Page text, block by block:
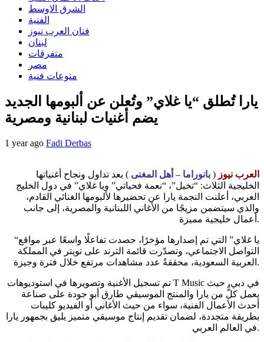
الشرق الاوسط
الفنية
فنان العرب نيوز
لبنان
متفرقات
مصر
منوعات فنية
يارا تُطلق “يا غلاي” وتُعلن عن ألبومها الجديد
يضم أغنيات لبنانية ومصرية
1 year ago Fadi Derbas
العرب نيوز ( بانوراما – أهل المغنى ) بعد تداول ونجاح أغنياتها
الخليجية الثلاث: “تخيل”، “نعمة فحياتي” ويا غلاي” في دول الخليج
العربي، أعلنت النجمة يارا عن تحضيرها لألبومها الغنائي القادم،
والذي سيتضمن مزيجًا من الأغاني اللبنانية والمصرية، إلى جانب
أعمال خليجية مميزة.
“يا غلاي” التي تم إصدارها مؤخرًا، حصدت تفاعلًا واسعًا عبر مواقع
التواصل الاجتماعي، وتصدّرت قائمة الترند على تويتر في المملكة
العربية السعودية، محققةً عدد مشاهدات مرتفع خلال فترة وجيزة.
تم تسجيل الأغنية وتصويرها في استوديوهات ‏ T Music في دبي، حيث
يعمل كلٌّ من يارا والمنتج الموسيقي طارق أبو جودة على صناعة
أحدث الأعمال الفنية، سواء من حيث الأغاني أو الفيديو كليبات
بطريقة متجددة، لضمان تقديم إنتاج موسيقي متميز يليق بجمهور يارا
في العالم العربي.